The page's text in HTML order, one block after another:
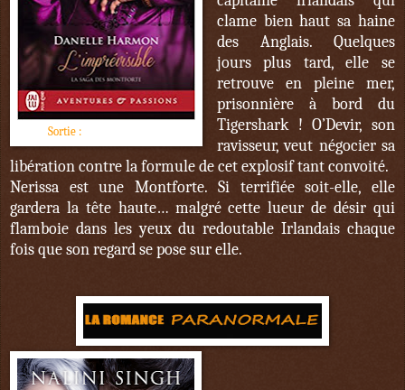
Sortie :
clame bien haut sa haine
des Anglais. Quelques
jours plus tard, elle se
retrouve en pleine mer,
prisonnière à bord du
Tigershark ! O’Devir, son
ravisseur, veut négocier sa
libération contre la formule de cet explosif tant convoité.
Nerissa est une Montforte. Si terrifiée soit-elle, elle
gardera la tête haute… malgré cette lueur de désir qui
flamboie dans les yeux du redoutable Irlandais chaque
fois que son regard se pose sur elle.